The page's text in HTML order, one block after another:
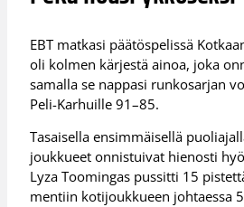
EBT matkasi päätöspelissä
oli kolmen kärjestä ainoa, joka
samalla se nappasi runkosarjan
Peli-Karhuille 91–85.
Tasaisella ensimmäisellä
joukkueet onnistuivat hienosti
Lyza Toomingas pussitti 15
mentiin kotijoukkueen johtaessa